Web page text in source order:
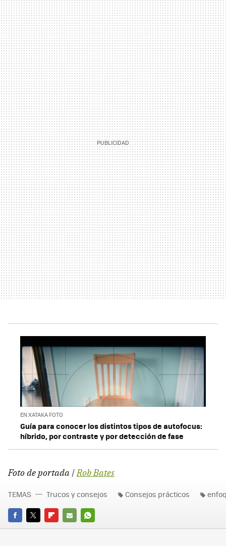
EN XATAKA FOTO
Guía para conocer los distintos tipos de autofocus:
híbrido, por contraste y por detección de fase
Foto de portada |Rob Bates
FACEBOOK
TWITTERFLIPBOARD
E-
WHATSAPP
TEMAS Trucos y consejos Consejos prácticos